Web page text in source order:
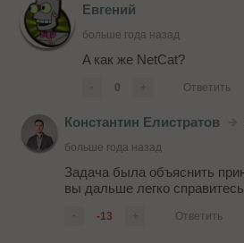
Евгений
больше года назад
A как же NetCat?
0 Ответить
Константин Елистратов
больше года назад
Задача была объяснить
вы дальше легко
-13 Ответить